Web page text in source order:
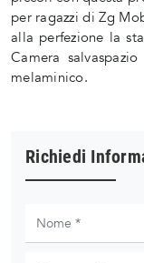
per ragazzi di Zg
alla perfezione la
Camera
melaminico.
Richiedi